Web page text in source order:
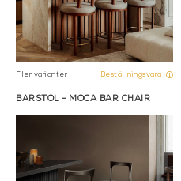
Fler varianter Beställningsvara
BARSTOL - MOCA BAR CHAIR